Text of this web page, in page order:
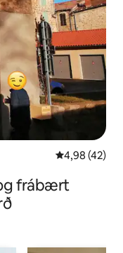
4,98 af 5 í
4,98 (42)
frábært